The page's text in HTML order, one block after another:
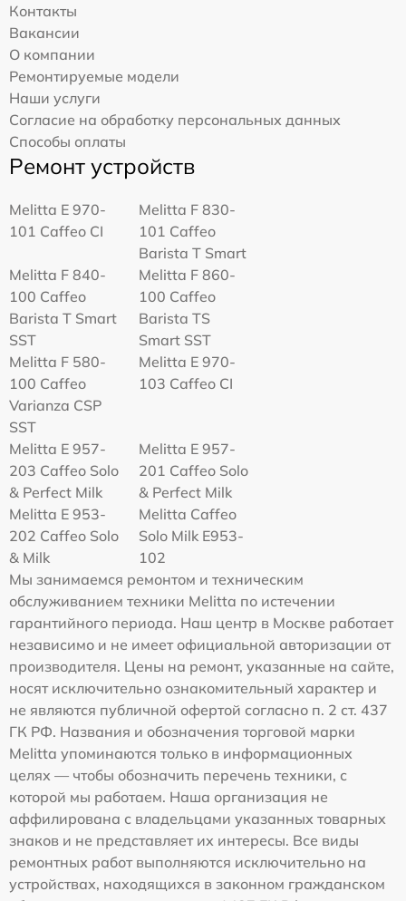
Контакты
Вакансии
О компании
Ремонтируемые модели
Наши услуги
Согласие на обработку персональных данных
Способы оплаты
Ремонт устройств
Melitta Е 970-
101 Caffeo CI
Melitta F 830-
101 Caffeo
Barista T Smart
Melitta F 840-
100 Caffeo
Barista T Smart
SST
Melitta F 860-
100 Caffeo
Barista TS
Smart SST
Melitta F 580-
100 Caffeo
Varianza CSP
SST
Melitta Е 970-
103 Caffeo CI
Melitta E 957-
203 Caffeo Solo
& Perfect Milk
Melitta E 957-
201 Caffeo Solo
& Perfect Milk
Melitta Е 953-
202 Caffeo Solo
& Milk
Melitta Caffeo
Solo Milk E953-
102
Мы занимаемся ремонтом и техническим
обслуживанием техники Melitta по истечении
гарантийного периода. Наш центр в Москве работает
независимо и не имеет официальной авторизации от
производителя. Цены на ремонт, указанные на сайте,
носят исключительно ознакомительный характер и
не являются публичной офертой согласно п. 2 ст. 437
ГК РФ. Названия и обозначения торговой марки
Melitta упоминаются только в информационных
целях — чтобы обозначить перечень техники, с
которой мы работаем. Наша организация не
аффилирована с владельцами указанных товарных
знаков и не представляет их интересы. Все виды
ремонтных работ выполняются исключительно на
устройствах, находящихся в законном гражданском